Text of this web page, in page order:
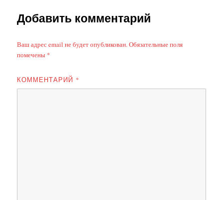
Добавить комментарий
Ваш адрес email не будет опубликован.Обязательные поля
помечены *
КОММЕНТАРИЙ *